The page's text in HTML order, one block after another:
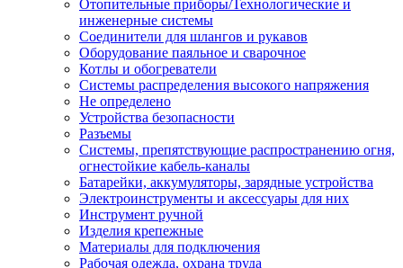
Отопительные приборы/Технологические и
инженерные системы
Соединители для шлангов и рукавов
Оборудование паяльное и сварочное
Котлы и обогреватели
Системы распределения высокого напряжения
Не определено
Устройства безопасности
Разъемы
Системы, препятствующие распространению огня,
огнестойкие кабель-каналы
Батарейки, аккумуляторы, зарядные устройства
Электроинструменты и аксессуары для них
Инструмент ручной
Изделия крепежные
Материалы для подключения
Рабочая одежда, охрана труда